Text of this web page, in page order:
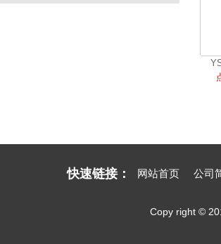
快速链接： 网站首页 公司
Copy right ©